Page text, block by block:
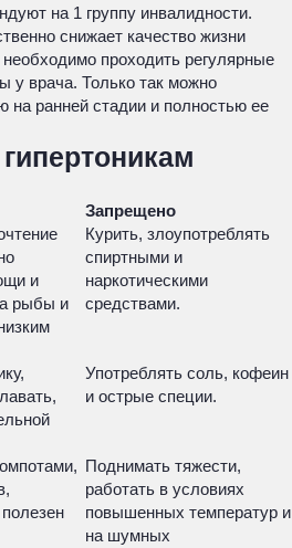
на 1 группу инвалидности.
снижает качество жизни
проходить регулярные
у врача. Только так можно
на ранней стадии и полностью ее
Запрещено
и
рыбы и
Курить, злоупотреблять
спиртными и
наркотическими
средствами.
Употреблять соль, кофеин
и острые специи.
Поднимать тяжести,
работать в условиях
повышенных температур и
на шумных